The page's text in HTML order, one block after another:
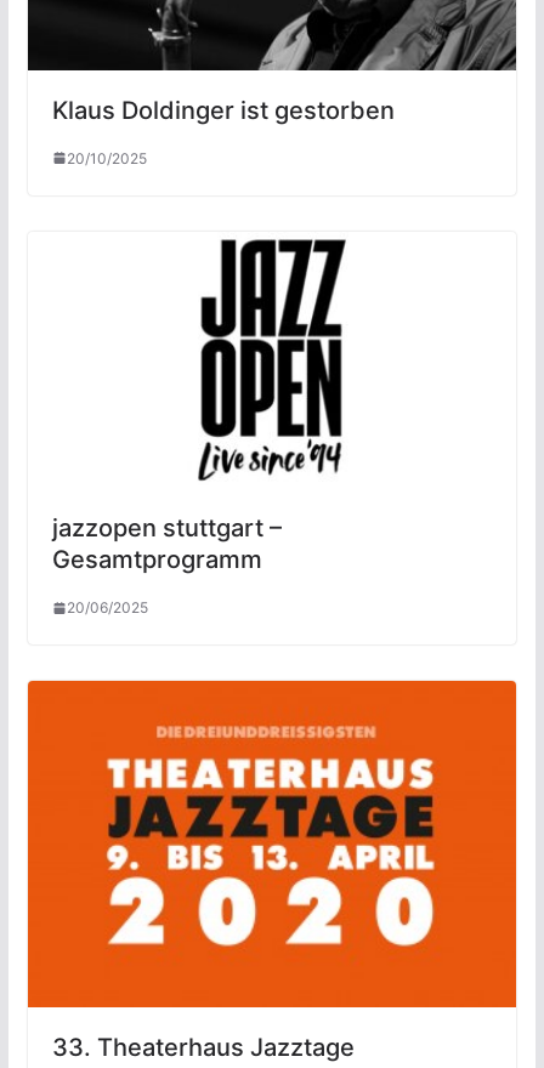
Klaus Doldinger ist gestorben
20/10/2025
jazzopen stuttgart –
Gesamtprogramm
20/06/2025
33. Theaterhaus Jazztage